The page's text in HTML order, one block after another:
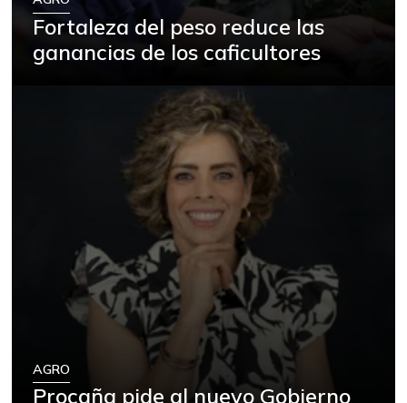
Fortaleza del peso reduce las
ganancias de los caficultores
AGRO
Procaña pide al nuevo Gobierno